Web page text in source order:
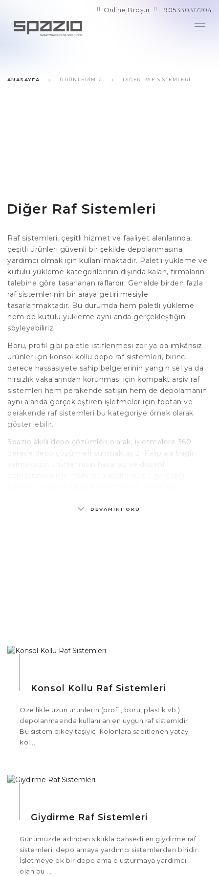
Online Broşür +905330317204
ANASAYFA ÜRÜNLERIMIZ DIĞER RAF SISTEMLERI
Diğer Raf Sistemleri
Raf sistemleri, çeşitli hizmet ve faaliyet alanlarında,
çeşitli ürünleri güvenli bir şekilde depolanmasına
yardımcı olmak için kullanılmaktadır. Paletli yükleme ve
kutulu yükleme kategorilerinin dışında kalan, firmaların
talebine göre tasarlanan raflardır. Genelde birden fazla
raf sistemlerinin bir araya getirilmesiyle
tasarlanmaktadır. Bu durumda hem paletli yükleme
hem de kutulu yükleme aynı anda gerçekleştiğini
söyleyebiliriz.
Boru, profil gibi paletle istiflenmesi zor ya da imkânsız
ürünler için konsol kollu depo raf sistemleri, birinci
derece hassasiyete sahip belgelerinin yangın sel ya da
hırsızlık vakalarından korunması için kompakt arşiv raf
sistemleri hem perakende satışın hem de depolamanın
aynı alanda gerçekleştiren işletmeler için toptan ve
perakende raf sistemleri bu kategoriye örnek olarak
gösterilebilir.
Spazio akıllı depo çözümleri olarak, işletmelere 360
derece depo çözümleri sunmaktayız. Kalıplara bağlı
DEVAMINI OKU
Konsol Kollu Raf Sistemleri
Özellikle uzun ürünlerin (profil, boru, plastik vb.)
depolanmasında kullanılan en uygun raf sistemidir.
Bu sistem dikey taşıyıcı kolonlara sabitlenen yatay
koll...
Giydirme Raf Sistemleri
Günümüzde adından sıklıkla bahsedilen giydirme raf
sistemleri, depolamaya yardımcı sistemlerden biridir.
İşletmeye ek bir depolama oluşturmaya yardımcı
olan bu ...